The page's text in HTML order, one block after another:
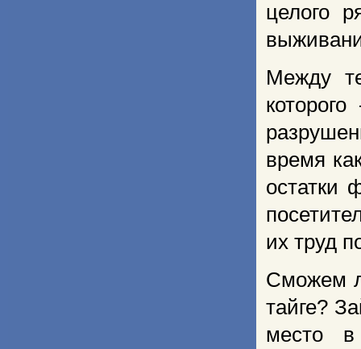
целого
Между
время
остатки
их труд
Сможем
тайге?
место